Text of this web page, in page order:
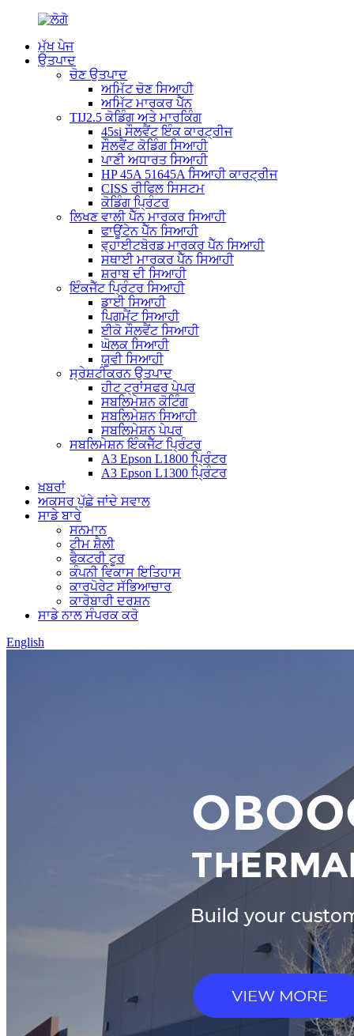
ਮੁੱਖ ਪੇਜ
ਉਤਪਾਦ
ਚੋਣ ਉਤਪਾਦ
ਅਮਿੱਟ ਚੋਣ ਸਿਆਹੀ
ਅਮਿੱਟ ਮਾਰਕਰ ਪੈੱਨ
TIJ2.5 ਕੋਡਿੰਗ ਅਤੇ ਮਾਰਕਿੰਗ
45si ਸੌਲਵੈਂਟ ਇੰਕ ਕਾਰਟ੍ਰੀਜ
ਸੌਲਵੈਂਟ ਕੋਡਿੰਗ ਸਿਆਹੀ
ਪਾਣੀ ਅਧਾਰਤ ਸਿਆਹੀ
HP 45A 51645A ਸਿਆਹੀ ਕਾਰਟ੍ਰੀਜ
CISS ਰੀਫਿਲ ਸਿਸਟਮ
ਕੋਡਿੰਗ ਪ੍ਰਿੰਟਰ
ਲਿਖਣ ਵਾਲੀ ਪੈੱਨ ਮਾਰਕਰ ਸਿਆਹੀ
ਫਾਊਂਟੇਨ ਪੈੱਨ ਸਿਆਹੀ
ਵ੍ਹਾਈਟਬੋਰਡ ਮਾਰਕਰ ਪੈੱਨ ਸਿਆਹੀ
ਸਥਾਈ ਮਾਰਕਰ ਪੈੱਨ ਸਿਆਹੀ
ਸ਼ਰਾਬ ਦੀ ਸਿਆਹੀ
ਇੰਕਜੈੱਟ ਪ੍ਰਿੰਟਰ ਸਿਆਹੀ
ਡਾਈ ਸਿਆਹੀ
ਪਿਗਮੈਂਟ ਸਿਆਹੀ
ਈਕੋ ਸੌਲਵੈਂਟ ਸਿਆਹੀ
ਘੋਲਕ ਸਿਆਹੀ
ਯੂਵੀ ਸਿਆਹੀ
ਸ੍ਰੇਸ਼ਟੀਕਰਨ ਉਤਪਾਦ
ਹੀਟ ਟ੍ਰਾਂਸਫਰ ਪੇਪਰ
ਸਬਲਿਮੇਸ਼ਨ ਕੋਟਿੰਗ
ਸਬਲਿਮੇਸ਼ਨ ਸਿਆਹੀ
ਸਬਲਿਮੇਸ਼ਨ ਪੇਪਰ
ਸਬਲਿਮੇਸ਼ਨ ਇੰਕਜੈੱਟ ਪ੍ਰਿੰਟਰ
A3 Epson L1800 ਪ੍ਰਿੰਟਰ
A3 Epson L1300 ਪ੍ਰਿੰਟਰ
ਖ਼ਬਰਾਂ
ਅਕਸਰ ਪੁੱਛੇ ਜਾਂਦੇ ਸਵਾਲ
ਸਾਡੇ ਬਾਰੇ
ਸਨਮਾਨ
ਟੀਮ ਸ਼ੈਲੀ
ਫੈਕਟਰੀ ਟੂਰ
ਕੰਪਨੀ ਵਿਕਾਸ ਇਤਿਹਾਸ
ਕਾਰਪੋਰੇਟ ਸੱਭਿਆਚਾਰ
ਕਾਰੋਬਾਰੀ ਦਰਸ਼ਨ
ਸਾਡੇ ਨਾਲ ਸੰਪਰਕ ਕਰੋ
English